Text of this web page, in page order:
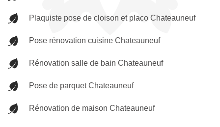
Plaquiste pose de cloison et placo Chateauneuf
Pose rénovation cuisine Chateauneuf
Rénovation salle de bain Chateauneuf
Pose de parquet Chateauneuf
Rénovation de maison Chateauneuf